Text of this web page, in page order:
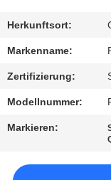
FABRIK-
AUSFLUG
TRETEN
SIE
Herkunftsort:
Markenname:
Zertifizierung:
Modellnummer:
Markieren: